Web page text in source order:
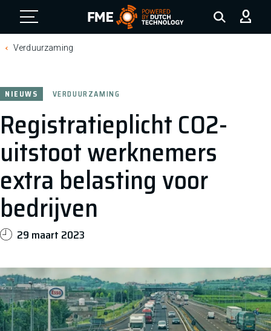
FME Logo, to the homepage
Verduurzaming
Registratieplicht CO2-
uitstoot werknemers
extra belasting voor
bedrijven
NIEUWS VERDUURZAMING
29 maart 2023